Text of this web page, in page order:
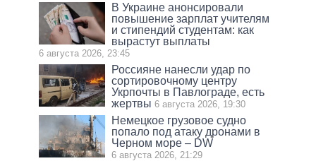
В Украине анонсировали
повышение зарплат учителям
и стипендий студентам: как
вырастут выплаты
6 августа 2026, 23:45
Россияне нанесли удар по
сортировочному центру
Укрпочты в Павлограде, есть
жертвы 6 августа 2026, 19:30
Немецкое грузовое судно
попало под атаку дронами в
Черном море – DW
6 августа 2026, 21:29